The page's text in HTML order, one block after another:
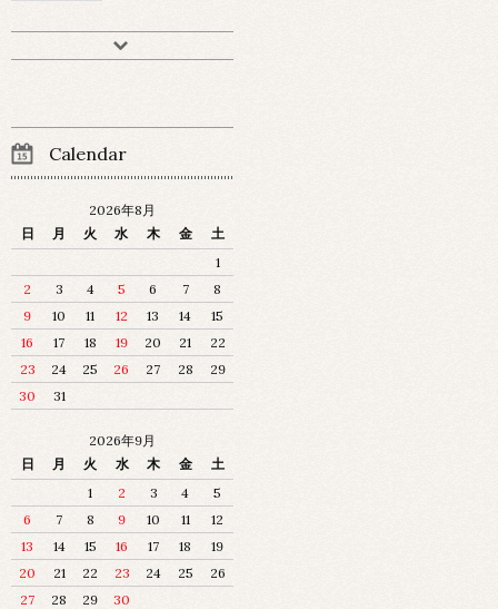
Calendar
2026年8月
日
月 火 水 木 金
土
1
2
3 4 5 6 7
8
9
10 11 12 13 14
15
16
17 18 19 20 21
22
23
24 25 26 27 28
29
30
31
2026年9月
日
月 火 水 木 金
土
1
2 3 4
5
6
7 8 9 10 11
12
13
14 15 16 17 18
19
20
21 22 23 24 25
26
27
28 29 30